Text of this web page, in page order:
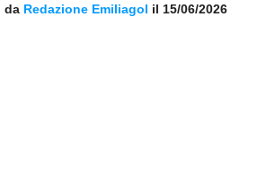
da Redazione Emiliagol il 15/06/2026